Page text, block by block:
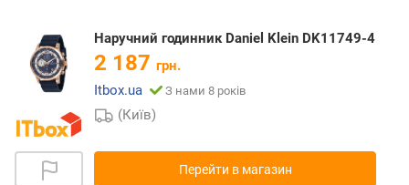
Наручний годинник Daniel Klein DK11749-4
2 187 грн.
Itbox.ua
З нами 8 років
(Київ)
Перейти в магазин